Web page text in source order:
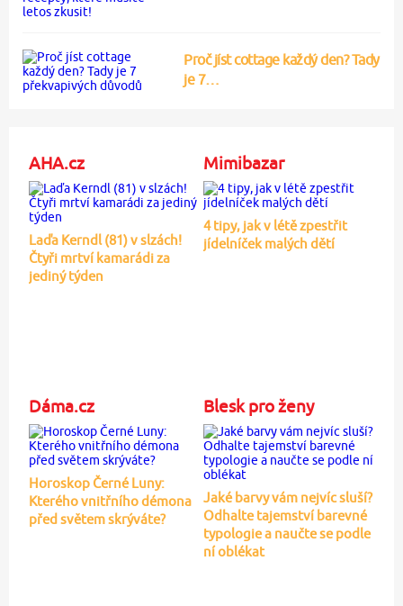
Proč jíst cottage každý den? Tady
je 7…
AHA.cz
Laďa Kerndl (81) v slzách!
Čtyři mrtví kamarádi za
jediný týden
Mimibazar
4 tipy, jak v létě zpestřit
jídelníček malých dětí
Dáma.cz
Horoskop Černé Luny:
Kterého vnitřního démona
před světem skrýváte?
Blesk pro ženy
Jaké barvy vám nejvíc sluší?
Odhalte tajemství barevné
typologie a naučte se podle
ní oblékat